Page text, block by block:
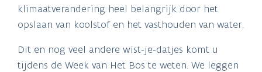
klimaatverandering heel belangrijk door het
opslaan van koolstof en het vasthouden van water.
Dit en nog veel andere wist-je-datjes komt u
tijdens de Week van Het Bos te weten. We leggen